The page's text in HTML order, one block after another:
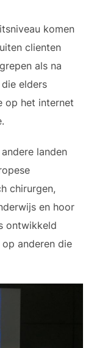
komen
clienten
als na
elders
op het internet
landen
chirurgen,
en hoor
ontwikkeld
anderen die